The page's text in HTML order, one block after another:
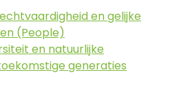
en gelijke
(People)
en natuurlijke
generaties